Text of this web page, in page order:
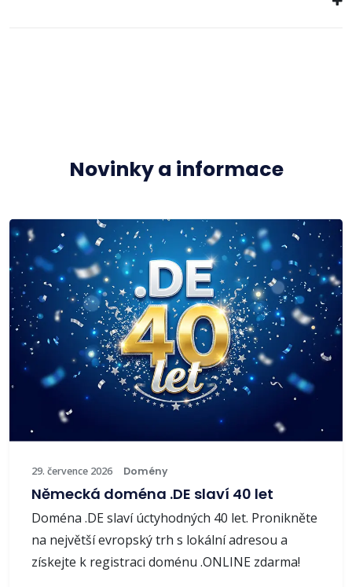
Novinky a informace
29. července 2026 Domény
Německá doména .DE slaví 40 let
Doména .DE slaví úctyhodných 40 let. Pronikněte
na největší evropský trh s lokální adresou a
získejte k registraci doménu .ONLINE zdarma!